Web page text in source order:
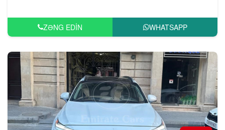
ZƏNG EDIN WHATSAPP